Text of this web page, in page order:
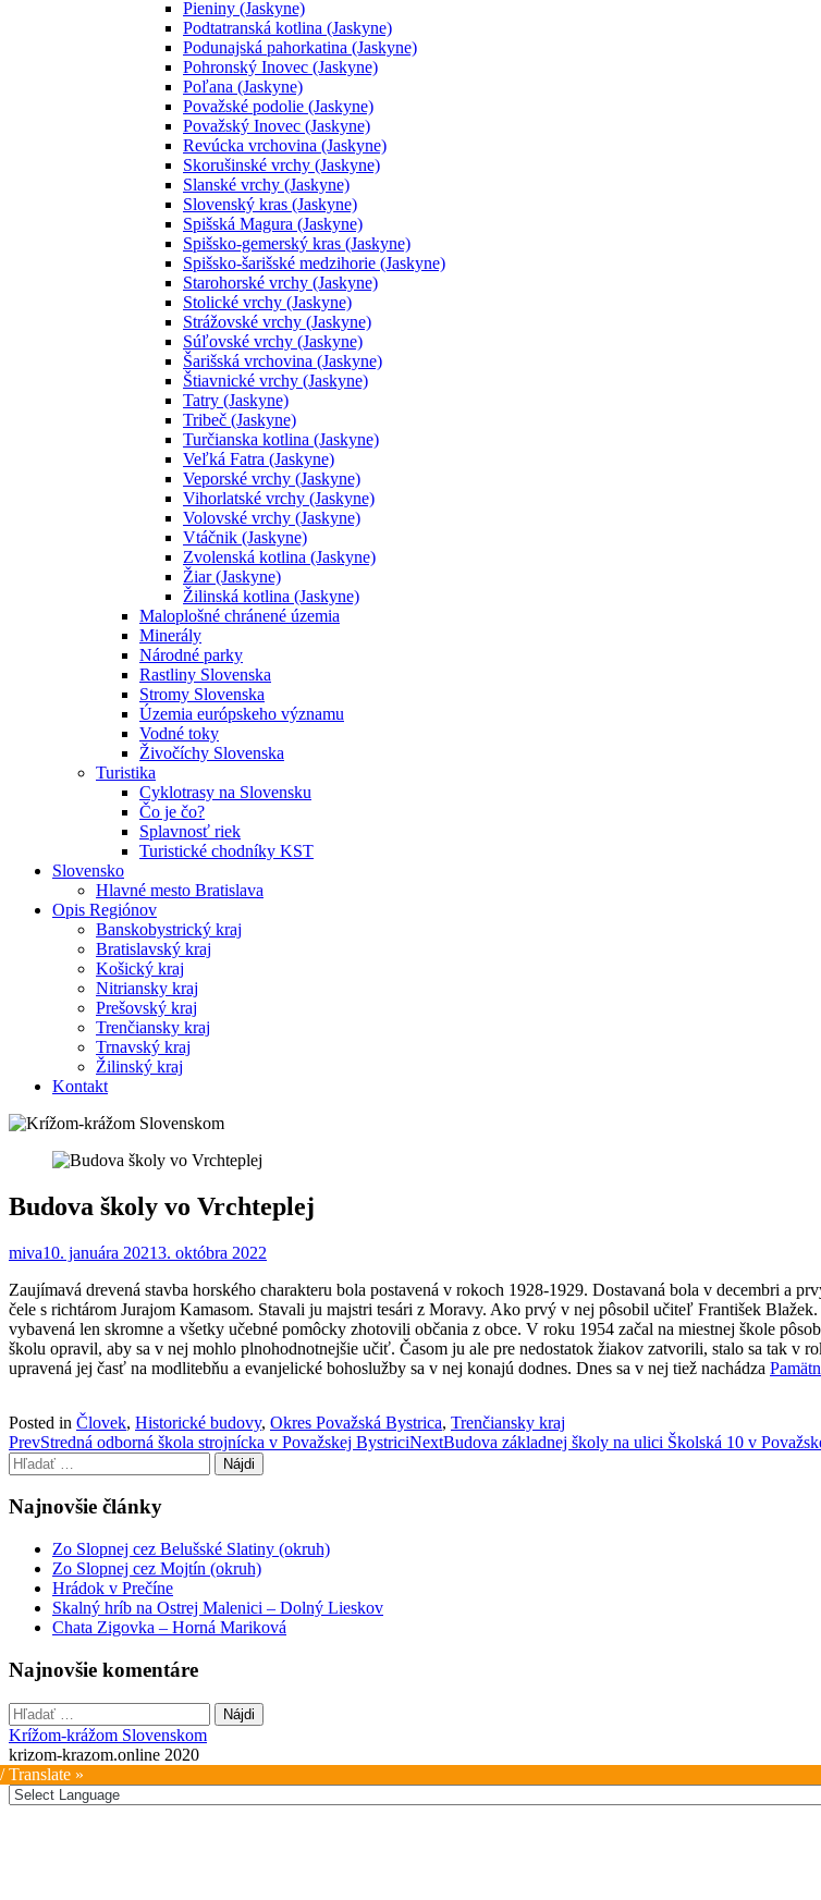
Pieniny (Jaskyne)
Podtatranská kotlina (Jaskyne)
Podunajská pahorkatina (Jaskyne)
Pohronský Inovec (Jaskyne)
Poľana (Jaskyne)
Považské podolie (Jaskyne)
Považský Inovec (Jaskyne)
Revúcka vrchovina (Jaskyne)
Skorušinské vrchy (Jaskyne)
Slanské vrchy (Jaskyne)
Slovenský kras (Jaskyne)
Spišská Magura (Jaskyne)
Spišsko-gemerský kras (Jaskyne)
Spišsko-šarišské medzihorie (Jaskyne)
Starohorské vrchy (Jaskyne)
Stolické vrchy (Jaskyne)
Strážovské vrchy (Jaskyne)
Súľovské vrchy (Jaskyne)
Šarišská vrchovina (Jaskyne)
Štiavnické vrchy (Jaskyne)
Tatry (Jaskyne)
Tribeč (Jaskyne)
Turčianska kotlina (Jaskyne)
Veľká Fatra (Jaskyne)
Veporské vrchy (Jaskyne)
Vihorlatské vrchy (Jaskyne)
Volovské vrchy (Jaskyne)
Vtáčnik (Jaskyne)
Zvolenská kotlina (Jaskyne)
Žiar (Jaskyne)
Žilinská kotlina (Jaskyne)
Maloplošné chránené územia
Minerály
Národné parky
Rastliny Slovenska
Stromy Slovenska
Územia európskeho významu
Vodné toky
Živočíchy Slovenska
Turistika
Cyklotrasy na Slovensku
Čo je čo?
Splavnosť riek
Turistické chodníky KST
Slovensko
Hlavné mesto Bratislava
Opis Regiónov
Banskobystrický kraj
Bratislavský kraj
Košický kraj
Nitriansky kraj
Prešovský kraj
Trenčiansky kraj
Trnavský kraj
Žilinský kraj
Kontakt
Budova školy vo Vrchteplej
miva10. januára 20213. októbra 2022
Zaujímavá drevená stavba horského charakteru bola postavená v rokoch 1928-1929. Dostavaná bola v decembri a
čele s richtárom Jurajom Kamasom. Stavali ju majstri tesári z Moravy. Ako prvý v nej pôsobil učiteľ František
vybavená len skromne a všetky učebné pomôcky zhotovili občania z obce. V roku 1954 začal na miestnej škole
školu opravil, aby sa v nej mohlo plnohodnotnejšie učiť. Časom ju ale pre nedostatok žiakov zatvorili, stalo sa tak v
upravená jej časť na modlitebňu a evanjelické bohoslužby sa v nej konajú dodnes. Dnes sa v nej tiež nachádza
Posted in Človek, Historické budovy, Okres Považská Bystrica, Trenčiansky kraj
Post
navigation
PrevStredná odborná škola strojnícka v Považskej BystriciNextBudova základnej školy na ulici Školská 10 v
Hľadať:
Najnovšie články
Zo Slopnej cez Belušské Slatiny (okruh)
Zo Slopnej cez Mojtín (okruh)
Hrádok v Prečíne
Skalný hríb na Ostrej Malenici – Dolný Lieskov
Chata Zigovka – Horná Mariková
Najnovšie komentáre
Hľadať:
Krížom-krážom Slovenskom
krizom-krazom.online 2020
Translate »